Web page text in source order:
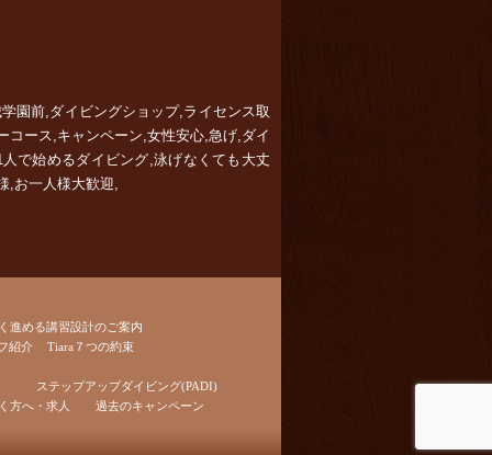
園前,ダイビングショップ,ライセンス取
ース,キャンペーン,女性安心,急げ,ダイ
で始めるダイビング,泳げなくても大丈
,お一人様大歓迎,
進める講習設計のご案内
紹介
Tiara７つの約束
ステップアップダイビング(PADI)
方へ・求人
過去のキャンペーン